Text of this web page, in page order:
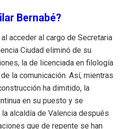
Bernabé?
acceder al cargo de Secretaria
Ciudad eliminó de su
la de licenciada en filología
la comunicación. Así, mientras
ha dimitido, la
en su puesto y se
alcaldía de Valencia después
que de repente se han